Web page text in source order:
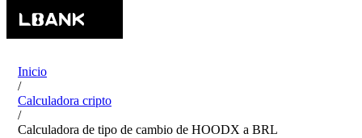
Inicio
/
Calculadora cripto
/
Calculadora de tipo de cambio de HOODX a BRL